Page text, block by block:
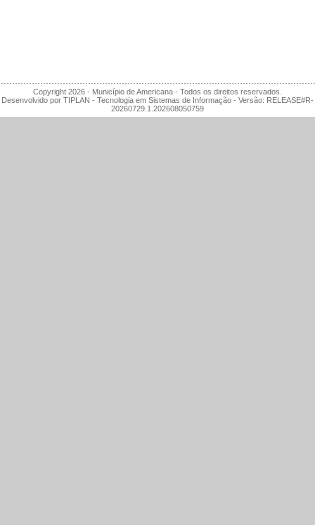
Copyright 2026 - Município de Americana - Todos os direitos reservados.
Desenvolvido por TIPLAN - Tecnologia em Sistemas de Informação - Versão: RELEASE#R-
20260729.1.202608050759